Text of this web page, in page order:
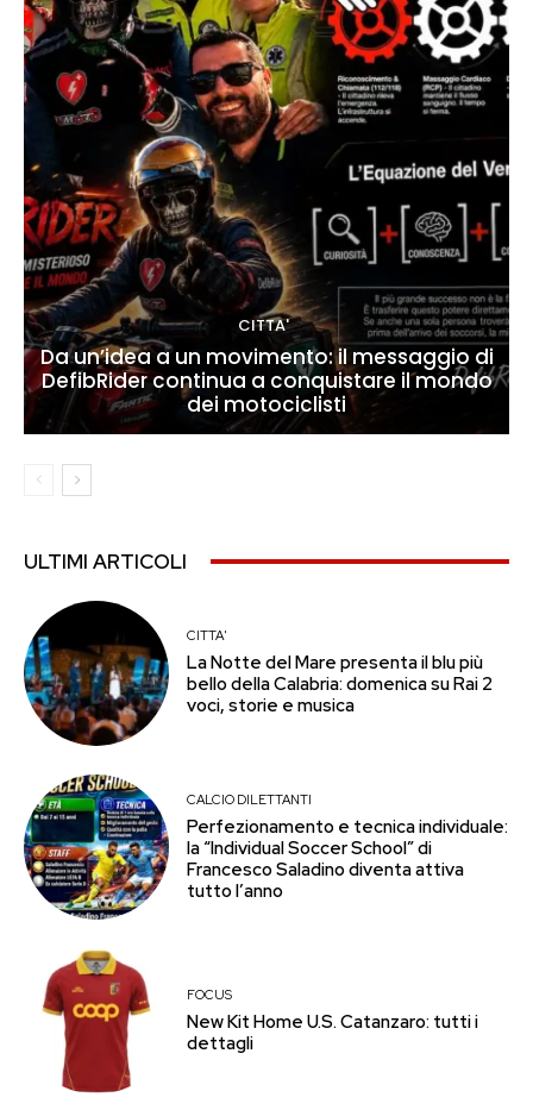
CITTA'
Da un’idea a un movimento: il messaggio di
DefibRider continua a conquistare il mondo
dei motociclisti
ULTIMI ARTICOLI
CITTA'
La Notte del Mare presenta il blu più
bello della Calabria: domenica su Rai 2
voci, storie e musica
CALCIO DILETTANTI
Perfezionamento e tecnica individuale:
la “Individual Soccer School” di
Francesco Saladino diventa attiva
tutto l’anno
FOCUS
New Kit Home U.S. Catanzaro: tutti i
dettagli